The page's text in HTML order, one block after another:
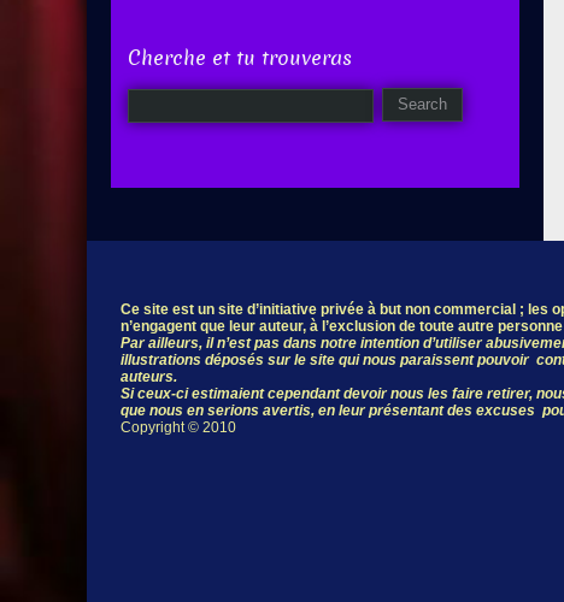
Cherche et tu trouveras
Ce site est un site d’initiative privée à but non commercial ; les
n’engagent que leur auteur, à l’exclusion de toute autre
Par ailleurs, il n’est pas dans notre intention d’utiliser
illustrations déposés sur le site qui nous paraissent pouvoir
auteurs.
Si ceux-ci estimaient cependant devoir nous les faire retirer,
que nous en serions avertis, en leur présentant des excuses
Copyright © 2010